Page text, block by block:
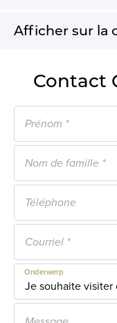
Afficher sur la
Contact
Onderwerp